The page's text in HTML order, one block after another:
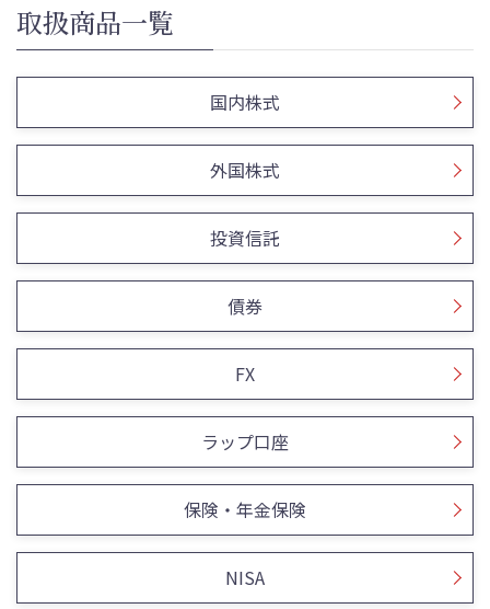
取扱商品一覧
国内株式
外国株式
投資信託
債券
FX
ラップ口座
保険・年金保険
NISA